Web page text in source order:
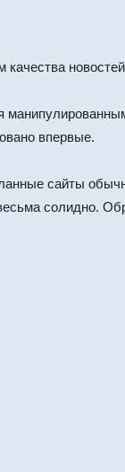
впервые.
сайты
солидно.